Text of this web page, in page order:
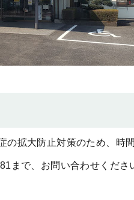
拡大防止対策のため、時
まで、お問い合わせくださ